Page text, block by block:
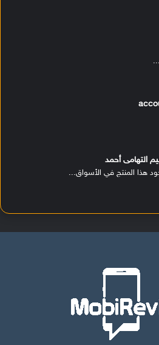
التهامى أحمد
هذا المنتج في الأسواق...